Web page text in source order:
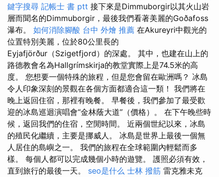
鍵字搜尋 記帳士 書 ptt 接下來是Dimmuborgir以其火山岩
層而聞名的Dimmuborgir，最後我們看著美麗的Goðafoss
瀑布。 如何消除腳酸 台中 外燴 推薦 在Akureyri中觀光的
位置特別美麗，位於80公里長的
Eyjafjörður（Szigetfjord）的深處。 其中，也建在山上的
路德教會名為Hallgrímskirja的教堂實際上是74.5米的高
度。 您想要一個特殊的旅程，但是您會留在歐洲嗎？ 冰島
令人印象深刻的景觀在各個方面都適合這一類！ 我們將在
晚上返回住宿，那裡有晚餐。 早餐後，我們參加了最受歡
迎的冰島巡迴演唱會“金林蔭大道”（價格）。 在下午晚些時
候，返回我們的住宿，空閒時間。 近兩個世紀以來，冰島
的殖民化繼續，主要是挪威人。 冰島是世界上最後一個無
人居住的島嶼之一。 我們的旅程在全球範圍內輕鬆而多
樣。 每個人都可以完成幾個小時的遊覽。 護照必須有效，
直到旅行的最後一天。 seo是什么 士林 撥筋 雷克雅未克